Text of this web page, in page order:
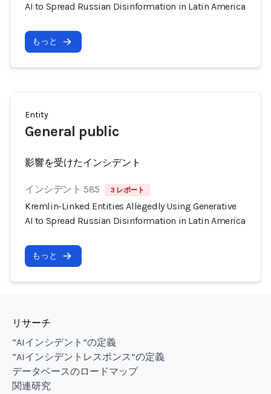
AI to Spread Russian Disinformation in Latin America
もっと
Entity
General public
影響を受けたインシデント
インシデント 585 3 レポート
Kremlin-Linked Entities Allegedly Using Generative
AI to Spread Russian Disinformation in Latin America
もっと
リサーチ
“AIインシデント”の定義
“AIインシデントレスポンス”の定義
データベースのロードマップ
関連研究